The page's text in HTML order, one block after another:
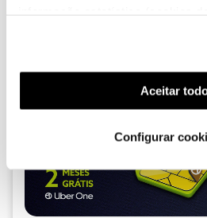
funcionalidades (cookies de
funcionalidade) e adaptar
(cookies de publicidade
utilização dos cookies clicando
Aceitar
Configurar
A poupança que